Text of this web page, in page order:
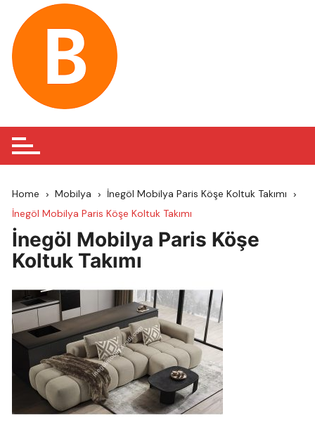
content
Home Mobilya
İnegöl Mobilya Paris Köşe Koltuk Takımı
İnegöl Mobilya Paris Köşe Koltuk Takımı
İnegöl Mobilya Paris Köşe
Koltuk Takımı